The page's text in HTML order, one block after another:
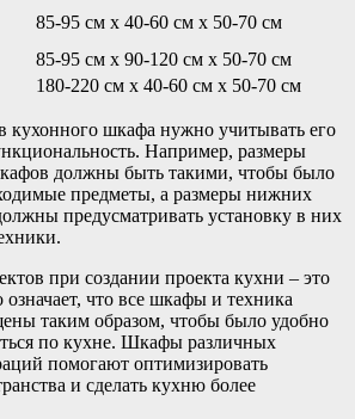
85-95 см x 40-60 см x 50-70 см
85-95 см x 90-120 см x 50-70 см
180-220 см x 40-60 см x 50-70 см
кухонного шкафа нужно учитывать его
Например, размеры
должны быть такими, чтобы было
предметы, а размеры нижних
предусматривать установку в них
при создании проекта кухни – это
что все шкафы и техника
таким образом, чтобы было удобно
по кухне. Шкафы различных
помогают оптимизировать
и сделать кухню более